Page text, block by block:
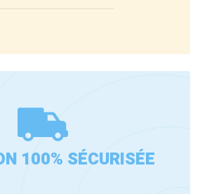
100% SÉCURISÉE